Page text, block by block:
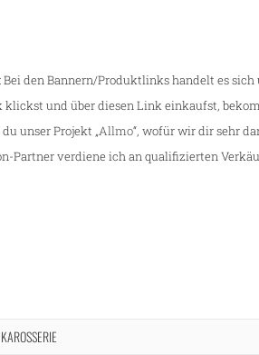
den Bannern/Produktlinks handelt es
klickst und über diesen Link einkaufst,
unser Projekt „Allmo“, wofür wir dir sehr
Partner verdiene ich an qualifizierten
KAROSSERIE